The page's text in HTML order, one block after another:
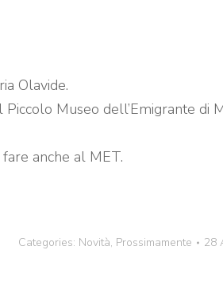
Olavide.
Museo dell’Emigrante di
anche al MET.
Categories: Novità, Prossimamente 28